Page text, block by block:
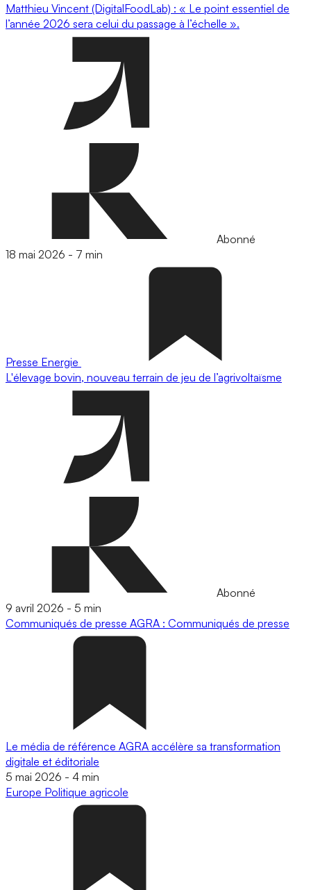
Matthieu Vincent (DigitalFoodLab) : « Le point essentiel de
l’année 2026 sera celui du passage à l’échelle ».
Abonné
18 mai 2026 - 7 min
Presse Energie
L'élevage bovin, nouveau terrain de jeu de l’agrivoltaïsme
Abonné
9 avril 2026 - 5 min
Communiqués de presse AGRA : Communiqués de presse
Le média de référence AGRA accélère sa transformation
digitale et éditoriale
5 mai 2026 - 4 min
Europe Politique agricole